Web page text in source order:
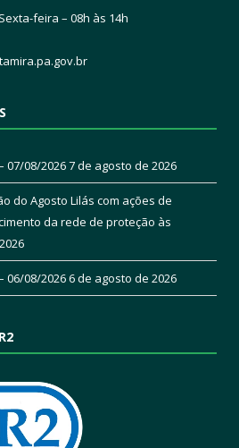
feira – 08h às 14h
gov.br
07/08/20267 de agosto de 2026
do Agosto Lilás com ações de
da rede de proteção às
06/08/20266 de agosto de 2026